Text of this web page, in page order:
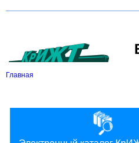
Главная